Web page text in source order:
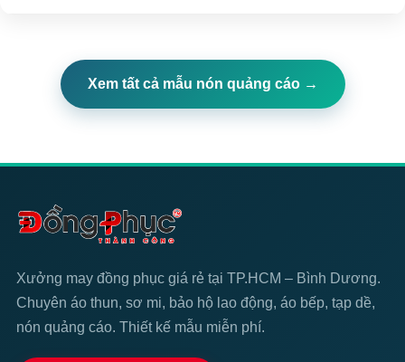
Xem tất cả mẫu nón quảng cáo →
Xưởng may đồng phục giá rẻ tại TP.HCM – Bình Dương.
Chuyên áo thun, sơ mi, bảo hộ lao động, áo bếp, tạp dề,
nón quảng cáo. Thiết kế mẫu miễn phí.